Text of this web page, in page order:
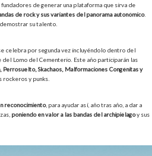
de generar una plataforma que sirva de
de rock y sus variantes del panorama autonómico.
su talento.
celebra por segunda vez incluyéndolo dentro del
Lomo del Cementerio. Este año participarán las
Perrosuelto, Skachaos, Malformaciones Congénitas y
rockeros y punks.
reconocimiento, para ayudar así, año tras año, a dar a
poniendo en valor a las bandas del archipiélagoy sus